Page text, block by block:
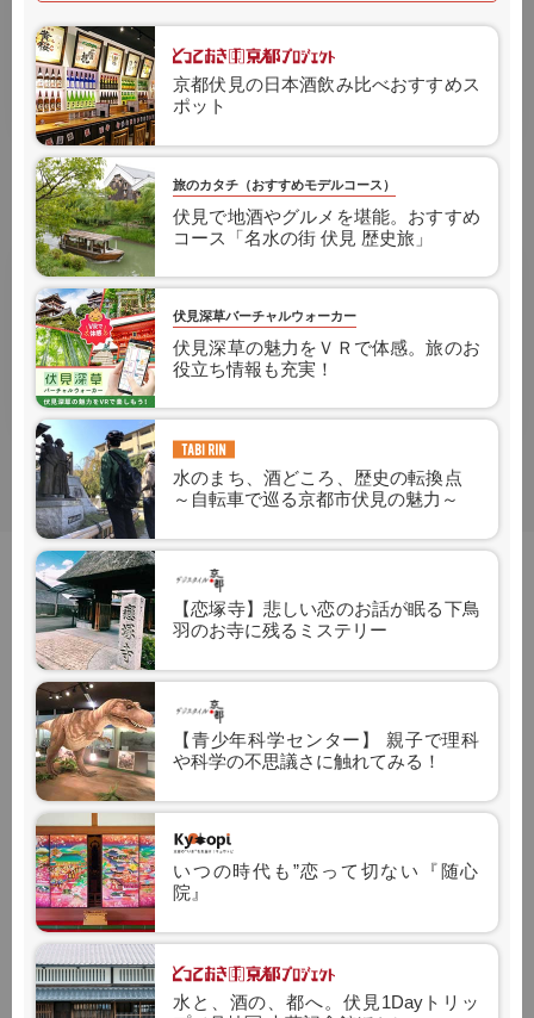
京都伏見の日本酒飲み比べおすすめス
ポット
旅のカタチ（おすすめモデルコース）
伏見で地酒やグルメを堪能。おすすめ
コース「名水の街 伏見 歴史旅」
伏見深草バーチャルウォーカー
伏見深草の魅力をＶＲで体感。旅のお
役立ち情報も充実！
水のまち、酒どころ、歴史の転換点
～自転車で巡る京都市伏見の魅力～
【恋塚寺】悲しい恋のお話が眠る下鳥
羽のお寺に残るミステリー
【青少年科学センター】 親子で理科
や科学の不思議さに触れてみる！
いつの時代も”恋って切ない『随心
院』
水と、酒の、都へ。伏見1Dayトリッ
手ぶら観光のススメ HANDS FREE KYOTO
地下鉄とバスを組み合わせて
スムーズに京都観光！
地下鉄・バス１日券
トップページに戻る
協会公式SNS